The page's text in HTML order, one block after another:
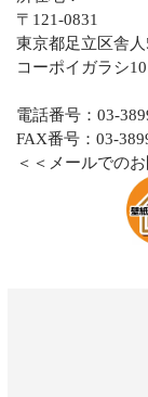
〒121-0831
東京都足立区舎人
コーポイガラシ
電話番号：03-
FAX番号：03-
＜＜メールでの